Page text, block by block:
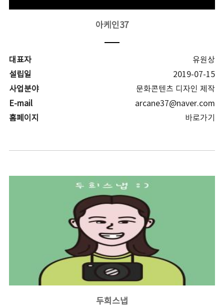
아케인37
대표자
유원상
설립일
2019-07-15
사업분야
문화콘텐츠 디자인 제작
E-mail
arcane37@naver.com
홈페이지
바로가기
두희스냅